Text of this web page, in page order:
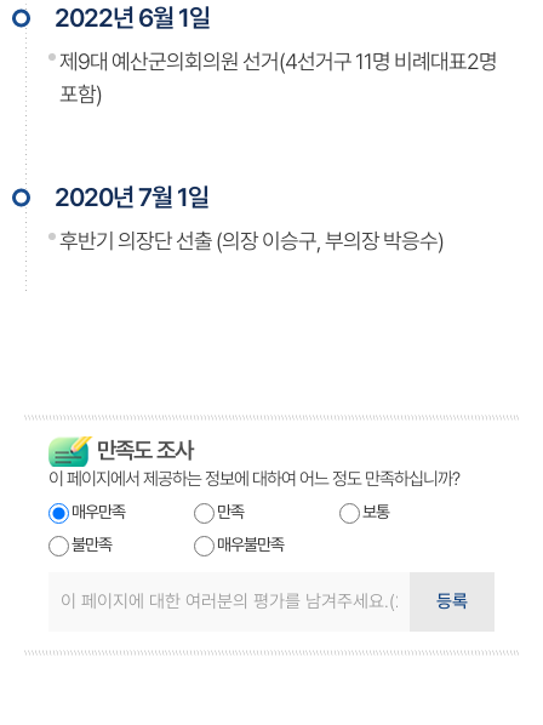
2022년 6월 1일
제9대 예산군의회의원 선거(4선거구 11명 비례대표2명
포함)
2020년 7월 1일
후반기 의장단 선출 (의장 이승구, 부의장 박응수)
만족도 조사
이 페이지에서 제공하는 정보에 대하여 어느 정도 만족하십니까?
매우만족 만족
보통
불만족
매우불만족
등록